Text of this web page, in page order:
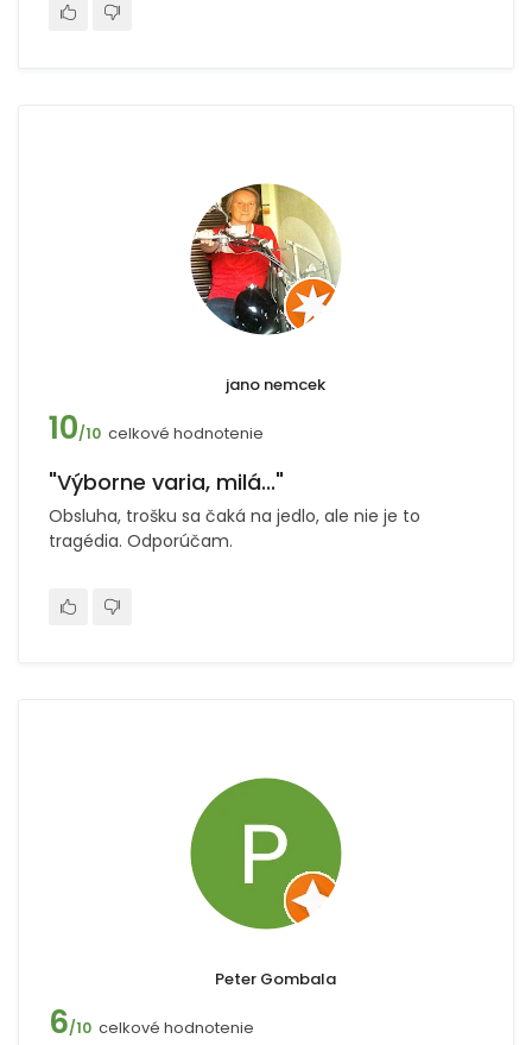
jano nemcek
10/10 celkové hodnotenie
"Výborne varia, milá..."
Obsluha, trošku sa čaká na jedlo, ale nie je to
tragédia. Odporúčam.
Peter Gombala
6/10 celkové hodnotenie